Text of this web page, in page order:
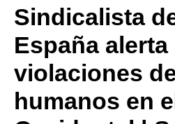
Sindicalista
España
violaciones
humanos en